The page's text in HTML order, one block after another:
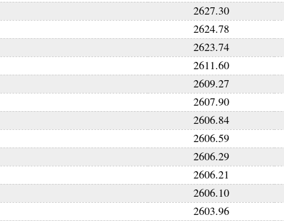
2627.30
2624.78
2623.74
2611.60
2609.27
2607.90
2606.84
2606.59
2606.29
2606.21
2606.10
2603.96